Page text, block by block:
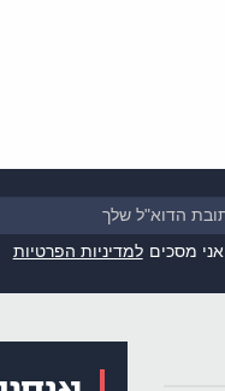
אני מסכים למדיניות הפרטיות